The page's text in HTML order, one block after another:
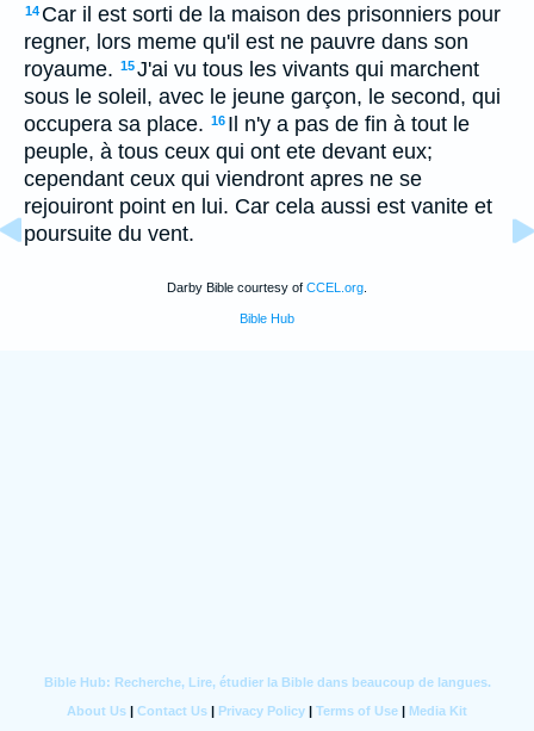
14 Car il est sorti de la maison des prisonniers pour
regner, lors meme qu'il est ne pauvre dans son
royaume. 15J'ai vu tous les vivants qui marchent
sous le soleil, avec le jeune garçon, le second, qui
occupera sa place. 16 Il n'y a pas de fin à tout le
peuple, à tous ceux qui ont ete devant eux;
cependant ceux qui viendront apres ne se
rejouiront point en lui. Car cela aussi est vanite et
poursuite du vent.
Darby Bible courtesy of CCEL.org
Bible Hub